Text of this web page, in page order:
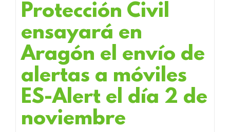
Protección Civil
ensayará en
Aragón el envío de
alertas a móviles
ES-Alert el día 2 de
noviembre